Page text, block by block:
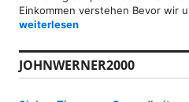
Einkommen verstehen Bevor wir
Auswandern als Rentner dank
weiterlesen
JOHNWERNER2000